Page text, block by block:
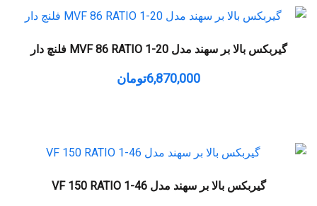
گیربکس بالا بر سهند مدل MVF 86 RATIO 1-20 فلنچ دار
6,870,000تومان
گیربکس بالا بر سهند مدل VF 150 RATIO 1-46